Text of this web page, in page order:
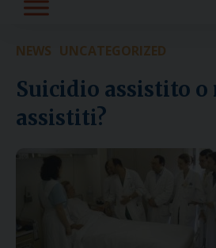
NEWS UNCATEGORIZED
Suicidio assistito
assistiti?